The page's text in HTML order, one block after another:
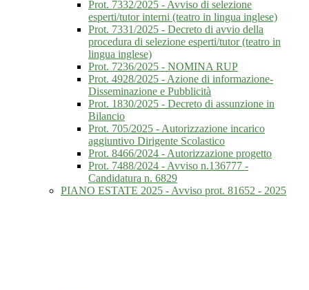
Prot. 7332/2025 - Avviso di selezione
esperti/tutor interni (teatro in lingua inglese)
Prot. 7331/2025 - Decreto di avvio della
procedura di selezione esperti/tutor (teatro in
lingua inglese)
Prot. 7236/2025 - NOMINA RUP
Prot. 4928/2025 - Azione di informazione-
Disseminazione e Pubblicità
Prot. 1830/2025 - Decreto di assunzione in
Bilancio
Prot. 705/2025 - Autorizzazione incarico
aggiuntivo Dirigente Scolastico
Prot. 8466/2024 - Autorizzazione progetto
Prot. 7488/2024 - Avviso n.136777 -
Candidatura n. 6829
PIANO ESTATE 2025 - Avviso prot. 81652 - 2025